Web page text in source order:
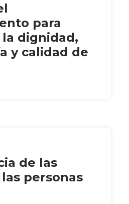
para
dignidad,
y calidad de
de las
personas